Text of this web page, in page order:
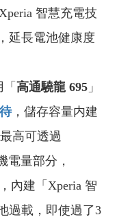
智慧充電技
延長電池健康度
高通驍龍 695 」
，儲存容量内建
高可透過
電量部分，
內建「Xperia 智
過載，即使過了3